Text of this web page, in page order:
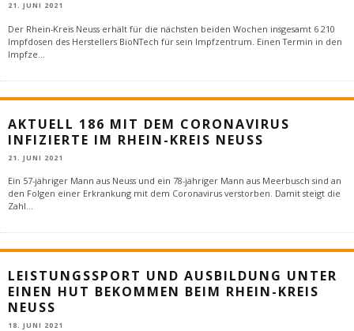
21. JUNI 2021
Der Rhein-Kreis Neuss erhält für die nächsten beiden Wochen insgesamt 6 210
Impfdosen des Herstellers BioNTech für sein Impfzentrum. Einen Termin in den
Impfze
AKTUELL 186 MIT DEM CORONAVIRUS
INFIZIERTE IM RHEIN-KREIS NEUSS
21. JUNI 2021
Ein 57-jähriger Mann aus Neuss und ein 78-jähriger Mann aus Meerbusch sind an
den Folgen einer Erkrankung mit dem Coronavirus verstorben. Damit steigt die
Zahl
LEISTUNGSSPORT UND AUSBILDUNG UNTER
EINEN HUT BEKOMMEN BEIM RHEIN-KREIS
NEUSS
18. JUNI 2021